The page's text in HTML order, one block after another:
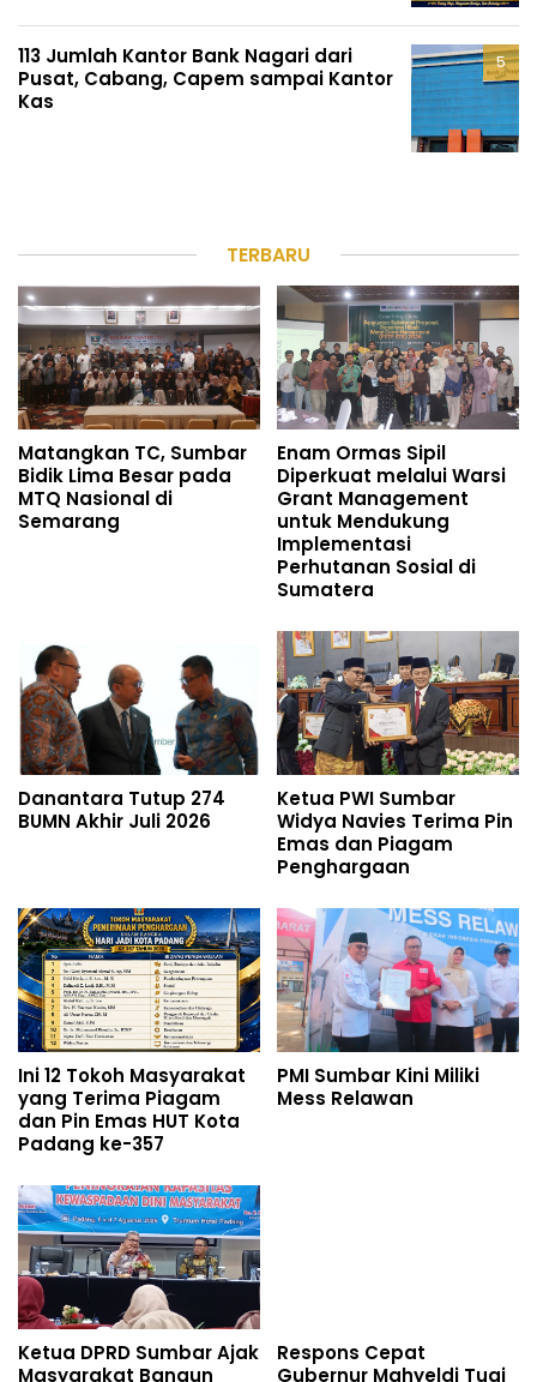
113 Jumlah Kantor Bank Nagari dari
Pusat, Cabang, Capem sampai Kantor
Kas
TERBARU
Matangkan TC, Sumbar
Bidik Lima Besar pada
MTQ Nasional di
Semarang
Enam Ormas Sipil
Diperkuat melalui Warsi
Grant Management
untuk Mendukung
Implementasi
Perhutanan Sosial di
Sumatera
Danantara Tutup 274
BUMN Akhir Juli 2026
Ketua PWI Sumbar
Widya Navies Terima Pin
Emas dan Piagam
Penghargaan
Ini 12 Tokoh Masyarakat
yang Terima Piagam
dan Pin Emas HUT Kota
Padang ke-357
PMI Sumbar Kini Miliki
Mess Relawan
Ketua DPRD Sumbar Ajak
Masyarakat Bangun
Respons Cepat
Gubernur Mahyeldi Tuai